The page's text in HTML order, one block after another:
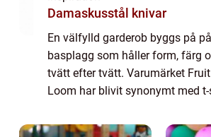
Damaskusstål knivar
En välfylld garderob byggs på
basplagg som håller form, färg
tvätt efter tvätt. Varumärket
Loom har blivit synonymt med